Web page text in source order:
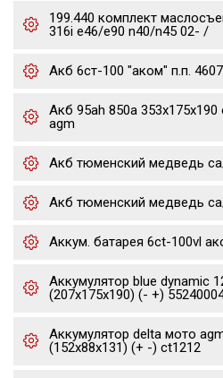
199.440 комплект
316i e46/e90 n40/n45 02- /
Акб 6ст-100 "аком" п.п.
Акб 95ah 850a
agm
Акб тюменский медведь
Акб тюменский медведь
Аккум. батарея 6ct-100vl
Аккумулятор blue dynamic
(207x175x190) (- +)
Аккумулятор delta мото
(152x88x131) (+ -) ct1212